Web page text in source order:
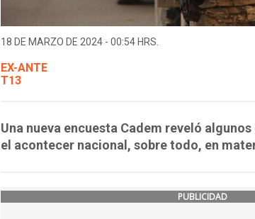
18 DE MARZO DE 2024 - 00:54 HRS.
EX-ANTE
T13
Una nueva encuesta Cadem reveló
el acontecer nacional, sobre todo, en
PUBLICIDAD